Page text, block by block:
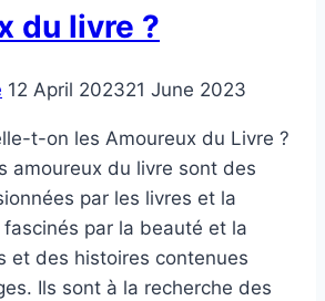
du livre ?
12 April 202321 June 2023
t-on les Amoureux du Livre ?
amoureux du livre sont des
par les livres et la
par la beauté et la
et des histoires contenues
Ils sont à la recherche des